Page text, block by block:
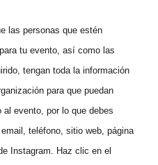
las personas que estén
tu evento, así como las
tengan toda la información
para que puedan
evento, por lo que debes
teléfono, sitio web, página
Instagram. Haz clic en el